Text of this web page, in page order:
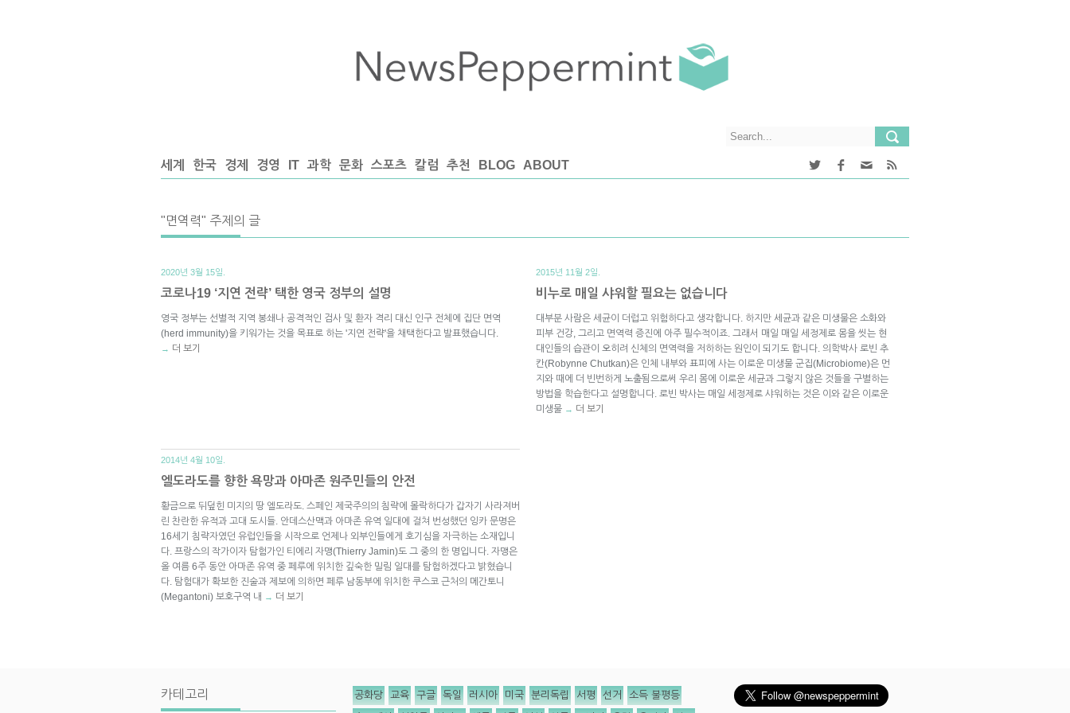
세계 한국 경제 경영 IT 과학 문화 스포츠 칼럼 추천 BLOG ABOUT
"면역력" 주제의 글
2020년 3월 15일.
코로나19 ‘지연 전략’ 택한 영국 정부의 설명
영국 정부는 선별적 지역 봉쇄나 공격적인 검사 및 환자 격리 대신 인구 전체에 집단 면역
(herd immunity)을 키워가는 것을 목표로 하는 '지연 전략'을 채택한다고 발표했습니다.
→ 더 보기
2015년 11월 2일.
비누로 매일 샤워할 필요는 없습니다
대부분 사람은 세균이 더럽고 위험하다고 생각합니다. 하지만 세균과 같은 미생물은 소화와
피부 건강, 그리고 면역력 증진에 아주 필수적이죠. 그래서 매일 매일 세정제로 몸을 씻는 현
대인들의 습관이 오히려 신체의 면역력을 저하하는 원인이 되기도 합니다. 의학박사 로빈 추
칸(Robynne Chutkan)은 인체 내부와 표피에 사는 이로운 미생물 군집(Microbiome)은 먼
지와 때에 더 빈번하게 노출됨으로써 우리 몸에 이로운 세균과 그렇지 않은 것들을 구별하는
방법을 학습한다고 설명합니다. 로빈 박사는 매일 세정제로 샤워하는 것은 이와 같은 이로운
미생물 → 더 보기
2014년 4월 10일.
엘도라도를 향한 욕망과 아마존 원주민들의 안전
황금으로 뒤덮힌 미지의 땅 엘도라도. 스페인 제국주의의 침략에 몰락하다가 갑자기 사라져버
린 찬란한 유적과 고대 도시들. 안데스산맥과 아마존 유역 일대에 걸쳐 번성했던 잉카 문명은
16세기 침략자였던 유럽인들을 시작으로 언제나 외부인들에게 호기심을 자극하는 소재입니
다. 프랑스의 작가이자 탐험가인 티에리 자맹(Thierry Jamin)도 그 중의 한 명입니다. 자맹은
올 여름 6주 동안 아마존 유역 중 페루에 위치한 깊숙한 밀림 일대를 탐험하겠다고 밝혔습니
다. 탐험대가 확보한 진술과 제보에 의하면 페루 남동부에 위치한 쿠스코 근처의 메간토니
(Megantoni) 보호구역 내 → 더 보기
카테고리 공화당 교육 구글 독일 러시아 미국 분리독립 서평 선거 소득 불평등